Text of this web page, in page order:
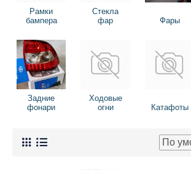
Рамки
бампера
Стекла
фар
Фары
Задние
фонари
Ходовые
огни
Катафоты